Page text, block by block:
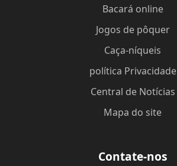
Bacará online
Jogos de pôquer
Caça-níqueis
política Privacidade
Central de Notícias
Mapa do site
Contate-nos